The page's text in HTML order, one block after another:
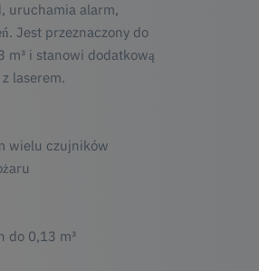
uruchamia alarm,
Jest przeznaczony do
m³ i stanowi dodatkową
laserem.
wielu czujników
do 0,13 m³